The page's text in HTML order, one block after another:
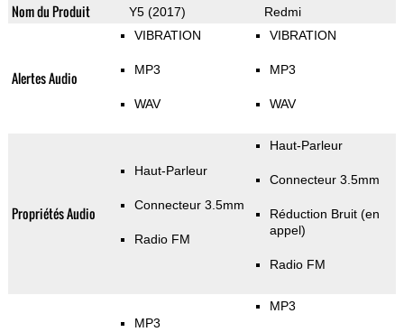
Nom du Produit Y5 (2017) Redmi
Alertes Audio
VIBRATION
MP3
WAV
VIBRATION
MP3
WAV
Propriétés Audio
Haut-Parleur
Connecteur 3.5mm
Radio FM
Haut-Parleur
Connecteur 3.5mm
Réduction Bruit (en
appel)
Radio FM
MP3
MP3